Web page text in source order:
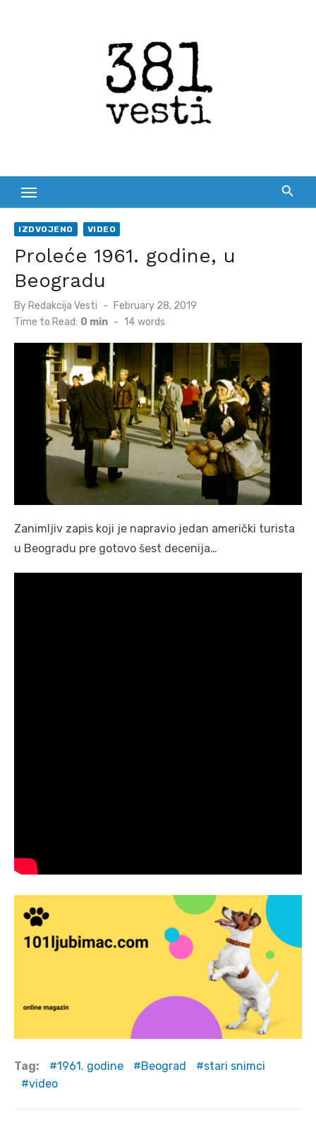
IZDVOJENO VIDEO
Proleće 1961. godine, u
Beogradu
By Redakcija Vesti
Posted
February 28, 2019
Time to Read: 0 min - 14 words
Zanimljiv zapis koji je napravio jedan američki turista
u Beogradu pre gotovo šest decenija…
Tag: 1961. godine Beograd
stari snimci
video